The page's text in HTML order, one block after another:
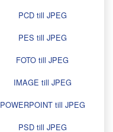
PCD till JPEG
PES till JPEG
FOTO till JPEG
IMAGE till JPEG
POWERPOINT till JPEG
PSD till JPEG